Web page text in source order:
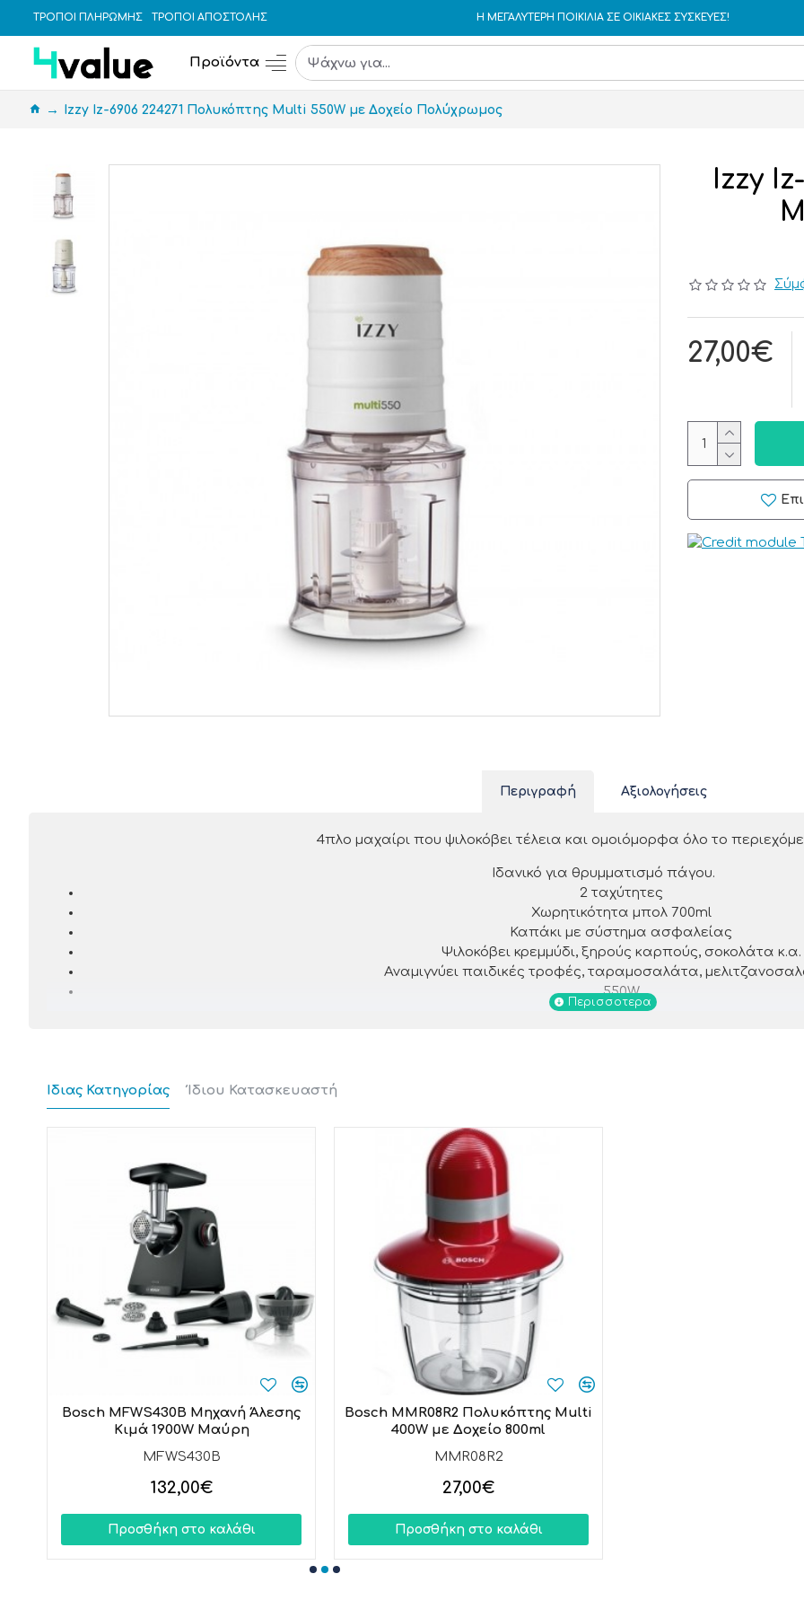
ΤΡΟΠΟΙ ΠΛΗΡΩΜΗΣ ΤΡΟΠΟΙ ΑΠΟΣΤΟΛΗΣ Η ΜΕΓΑΛΥΤΕΡΗ ΠΟΙΚΙΛΙΑ ΣΕ ΟΙΚΙΑΚΕΣ ΣΥΣΚΕΥΕΣ!
Προϊόντα
Izzy Iz-6906 224271 Πολυκόπτης Multi 550W με Δοχείο Πολύχρωμος
Izzy
27,00€
Περιγραφή Αξιολογήσεις
4πλο μαχαίρι που ψιλοκόβει τέλεια και ομοιόμορφα όλο το
Ιδανικό για θρυμματισμό πάγου.
2 ταχύτητες
Χωρητικότητα μπολ 700ml
Καπάκι με σύστημα ασφαλείας
Ψιλοκόβει κρεμμύδι, ξηρούς καρπούς, σοκολάτα κ.α.
Αναμιγνύει παιδικές τροφές, ταραμοσαλάτα,
550W
Ίδιας Κατηγορίας Ίδιου Κατασκευαστή
MFWS430B
Bosch MFWS430B Μηχανή Άλεσης
Κιμά 1900W Μαύρη
132,00€
Προσθήκη στο καλάθι
MMR08R2
Bosch MMR08R2 Πολυκόπτης Multi
400W με Δοχείο 800ml
27,00€
Προσθήκη στο καλάθι